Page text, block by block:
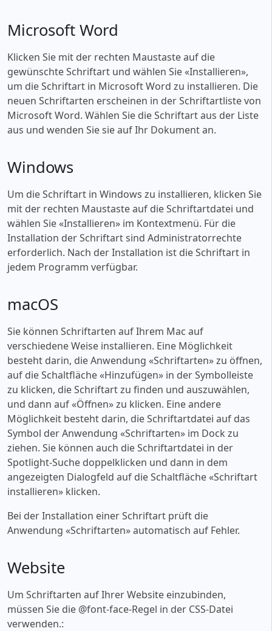
Microsoft Word
Klicken Sie mit der rechten Maustaste auf die
gewünschte Schriftart und wählen Sie «‎Installieren»,
um die Schriftart in Microsoft Word zu installieren. Die
neuen Schriftarten erscheinen in der Schriftartliste von
Microsoft Word. Wählen Sie die Schriftart aus der Liste
aus und wenden Sie sie auf Ihr Dokument an.
Windows
Um die Schriftart in Windows zu installieren, klicken Sie
mit der rechten Maustaste auf die Schriftartdatei und
wählen Sie «‎Installieren» im Kontextmenü. Für die
Installation der Schriftart sind Administratorrechte
erforderlich. Nach der Installation ist die Schriftart in
jedem Programm verfügbar.
macOS
Sie können Schriftarten auf Ihrem Mac auf
verschiedene Weise installieren. Eine Möglichkeit
besteht darin, die Anwendung «‎Schriftarten» zu öffnen,
auf die Schaltfläche «‎Hinzufügen» in der Symbolleiste
zu klicken, die Schriftart zu finden und auszuwählen,
und dann auf «‎Öffnen» zu klicken. Eine andere
Möglichkeit besteht darin, die Schriftartdatei auf das
Symbol der Anwendung «‎Schriftarten» im Dock zu
ziehen. Sie können auch die Schriftartdatei in der
Spotlight-Suche doppelklicken und dann in dem
angezeigten Dialogfeld auf die Schaltfläche «‎Schriftart
installieren» klicken.
Bei der Installation einer Schriftart prüft die
Anwendung «‎Schriftarten» automatisch auf Fehler.
Website
Um Schriftarten auf Ihrer Website einzubinden,
müssen Sie die @font-face-Regel in der CSS-Datei
verwenden.: